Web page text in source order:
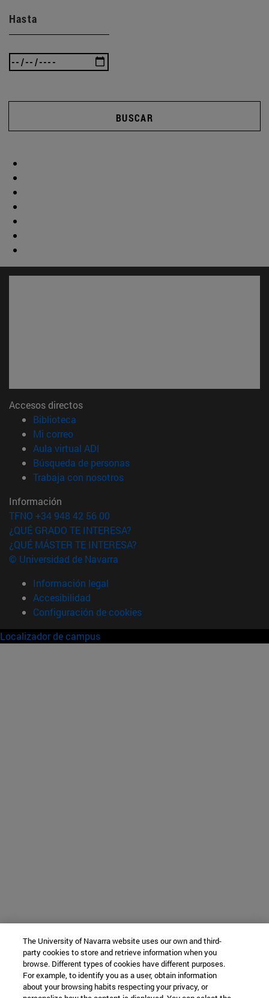
Hasta
BUSCAR
Accesos directos
Biblioteca
Mi correo(abre en nueva ventana)
Aula virtual ADI
Búsqueda de personas(abre en nueva ventana)
Trabaja con nosotros(abre en nueva ventana)
Información
TFNO +34 948 42 56 00
¿QUÉ GRADO TE INTERESA?
¿QUÉ MÁSTER TE INTERESA?
© Universidad de Navarra
Información legal
Accesibilidad
Configuración de cookies
Localizador de campus
The University of Navarra website uses our own and third-
party cookies to store and retrieve information when you
browse. Different types of cookies have different purposes.
For example, to identify you as a user, obtain information
about your browsing habits respecting your privacy, or